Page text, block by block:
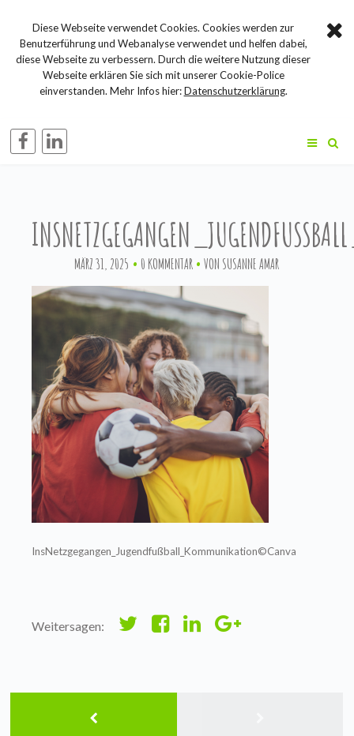
MÄRZ 31, 2025 0 KOMMENTAR VON SUSANNE AMAR
InsNetzgegangen_Jugendfußball_Kommunikation©Canva
Weitersagen:
Diese Webseite verwendet Cookies. Cookies werden zur
Benutzerführung und Webanalyse verwendet und helfen dabei,
diese Webseite zu verbessern. Durch die weitere Nutzung dieser
Webseite erklären Sie sich mit unserer Cookie-Police
einverstanden. Mehr Infos hier:Datenschutzerklärung.